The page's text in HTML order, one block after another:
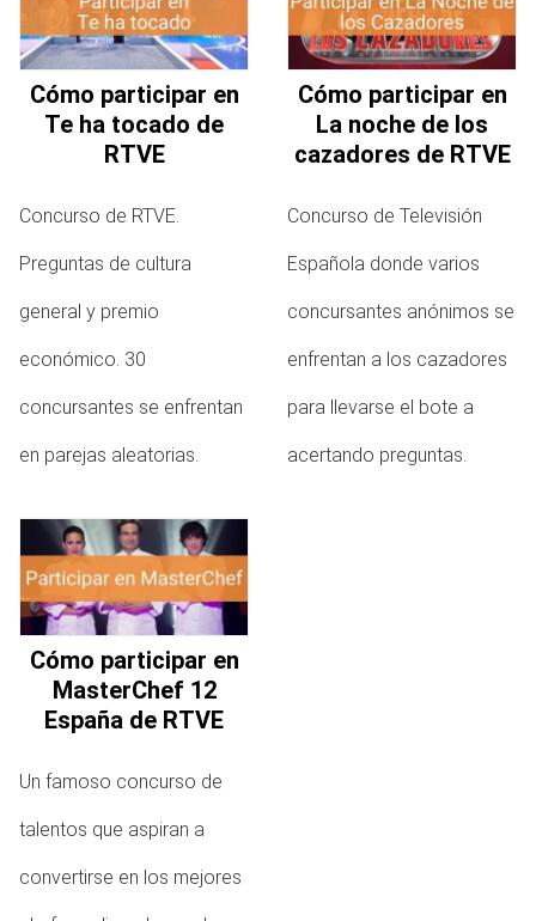
Cómo participar en
Te ha tocado de
RTVE
Concurso de RTVE.
Preguntas de cultura
general y premio
económico. 30
concursantes se enfrentan
en parejas aleatorias.
Cómo participar en
La noche de los
cazadores de RTVE
Concurso de Televisión
Española donde varios
concursantes anónimos se
enfrentan a los cazadores
para llevarse el bote a
acertando preguntas.
Cómo participar en
MasterChef 12
España de RTVE
Un famoso concurso de
talentos que aspiran a
convertirse en los mejores